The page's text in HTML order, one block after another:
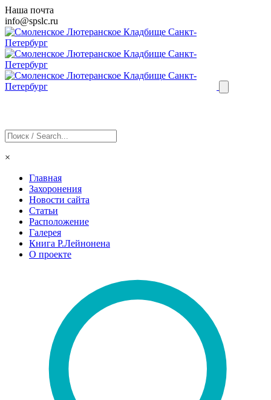
Наша почта
info@spslc.ru
×
Главная
Захоронения
Новости сайта
Статьи
Расположение
Галерея
Книга Р.Лейнонена
О проекте